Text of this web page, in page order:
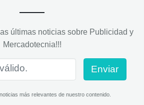
últimas noticias sobre Publicidad y
Mercadotecnia!!!
Enviar
más relevantes de nuestro contenido.